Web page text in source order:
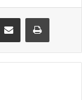
Share via Email Print